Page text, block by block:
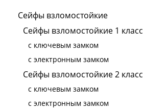
Сейфы взломостойкие
Сейфы взломостойкие 1 класс
с ключевым замком
с электронным замком
Сейфы взломостойкие 2 класс
с ключевым замком
с электронным замком